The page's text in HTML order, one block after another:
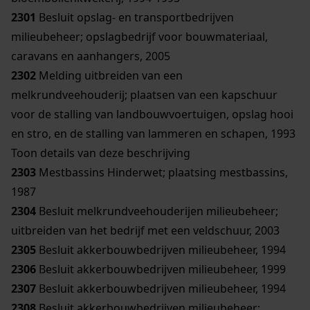
2301 Besluit opslag- en transportbedrijven
milieubeheer; opslagbedrijf voor bouwmateriaal,
caravans en aanhangers, 2005
2302 Melding uitbreiden van een
melkrundveehouderij; plaatsen van een kapschuur
voor de stalling van landbouwvoertuigen, opslag hooi
en stro, en de stalling van lammeren en schapen, 1993
Toon details van deze beschrijving
2303 Mestbassins Hinderwet; plaatsing mestbassins,
1987
2304 Besluit melkrundveehouderijen milieubeheer;
uitbreiden van het bedrijf met een veldschuur, 2003
2305 Besluit akkerbouwbedrijven milieubeheer, 1994
2306 Besluit akkerbouwbedrijven milieubeheer, 1999
2307 Besluit akkerbouwbedrijven milieubeheer, 1994